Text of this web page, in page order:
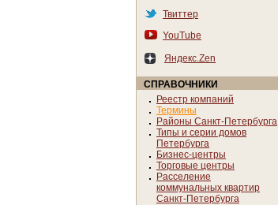
Твиттер
YouTube
Яндекс.Zen
СПРАВОЧНИКИ
Реестр компаний
Термины
Районы Санкт-Петербурга
Типы и серии домов
Петербурга
Бизнес-центры
Торговые центры
Расселение
коммунальных квартир
Санкт-Петербурга